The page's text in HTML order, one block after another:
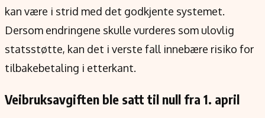
kan være i strid med det godkjente systemet.
Dersom endringene skulle vurderes som ulovlig
statsstøtte, kan det i verste fall innebære risiko for
tilbakebetaling i etterkant.
Veibruksavgiften ble satt til null fra 1. april